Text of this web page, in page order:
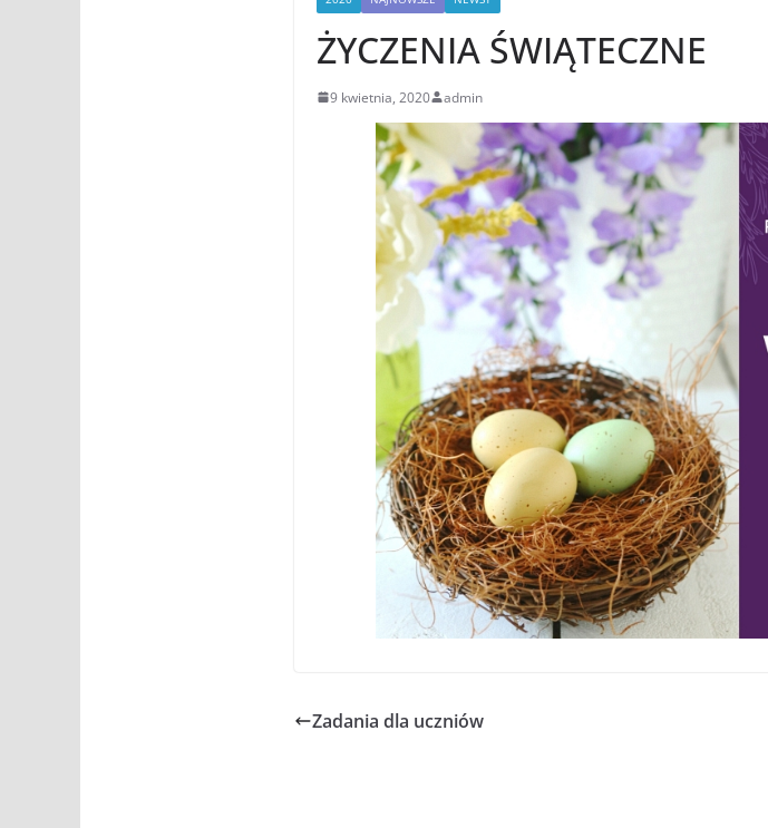
ŻYCZENIA ŚWIĄTECZNE
9 kwietnia, 2020 admin
Zadania dla uczniów